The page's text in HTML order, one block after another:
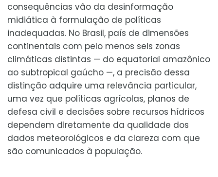
consequências vão da desinformação
midiática à formulação de políticas
inadequadas. No Brasil, país de dimensões
continentais com pelo menos seis zonas
climáticas distintas — do equatorial amazônico
ao subtropical gaúcho —, a precisão dessa
distinção adquire uma relevância particular,
uma vez que políticas agrícolas, planos de
defesa civil e decisões sobre recursos hídricos
dependem diretamente da qualidade dos
dados meteorológicos e da clareza com que
são comunicados à população.